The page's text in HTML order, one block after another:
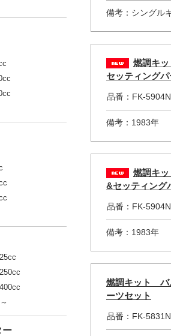
備考：シングル
燃調キ
セッティングパ
品番：FK-
備考：1983年
燃調キ
&セッティング
品番：FK-
備考：1983年
燃調キット バ
ーツセット
品番：FK-5831N
ー